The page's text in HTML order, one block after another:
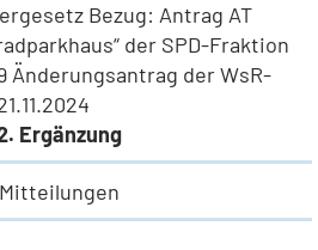
Bezug: Antrag AT
der SPD-Fraktion
Änderungsantrag der WsR-
Ergänzung